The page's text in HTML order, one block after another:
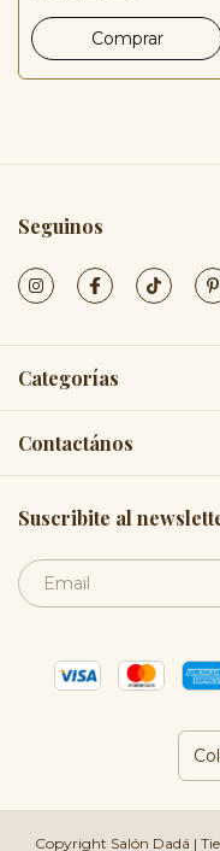
Seguinos
Categorías
Contactános
Suscribite al
Copyright Salón Dadá |